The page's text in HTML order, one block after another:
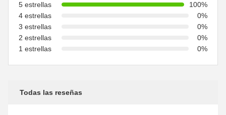
5 estrellas
100%
4 estrellas
0%
3 estrellas
0%
2 estrellas
0%
1 estrellas
0%
Todas las reseñas